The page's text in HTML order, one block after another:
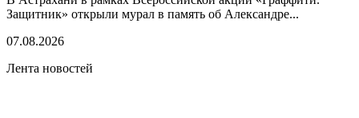
Защитник» открыли мурал в память об Александре...
07.08.2026
Лента новостей